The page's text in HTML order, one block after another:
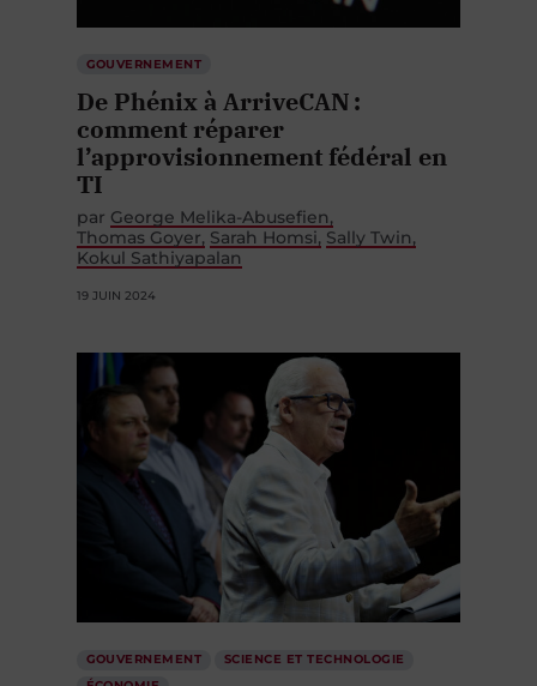
GOUVERNEMENT
De Phénix à ArriveCAN :
comment réparer
l’approvisionnement fédéral en
TI
par George Melika-Abusefien
Thomas Goyer Sarah Homsi Sally Twin
Kokul Sathiyapalan
19 JUIN 2024
GOUVERNEMENT
SCIENCE ET TECHNOLOGIE